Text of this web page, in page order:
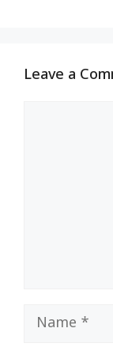
Leave a
Name